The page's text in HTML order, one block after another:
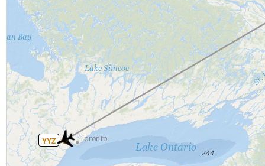
YYZ